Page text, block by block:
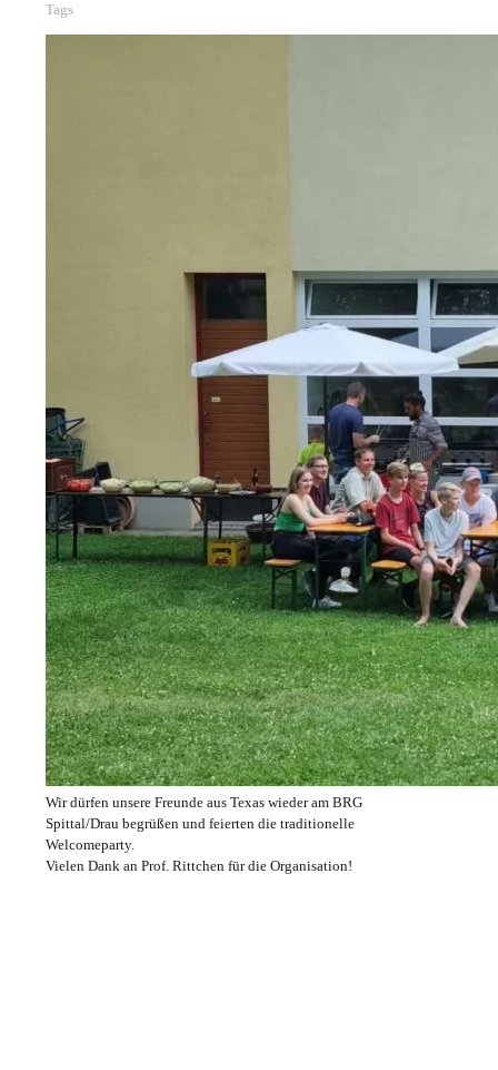
Tags
Wir dürfen unsere Freunde aus Texas wieder am BRG
Spittal/Drau begrüßen und feierten die traditionelle
Welcomeparty.
Vielen Dank an Prof. Rittchen für die Organisation!